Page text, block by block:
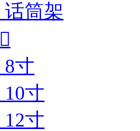
话筒架

8寸
10寸
12寸